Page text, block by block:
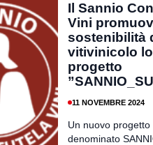
Il Sannio
Vini
sostenibilità
vitivinicolo
progetto
11 NOVEMBRE 2024
Un nuovo
denominato